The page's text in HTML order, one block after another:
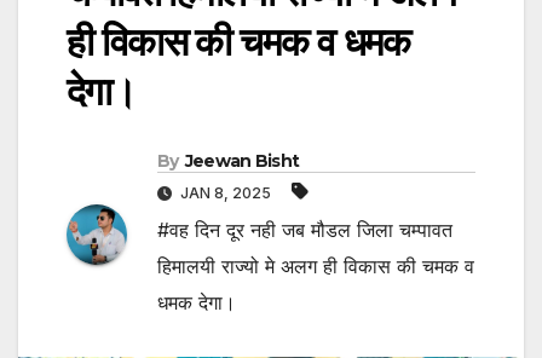
ही विकास की चमक व धमक
देगा।
By Jeewan Bisht
JAN 8, 2025
#वह दिन दूर नही जब मौडल जिला चम्पावत
हिमालयी राज्यो मे अलग ही विकास की चमक व
धमक देगा।